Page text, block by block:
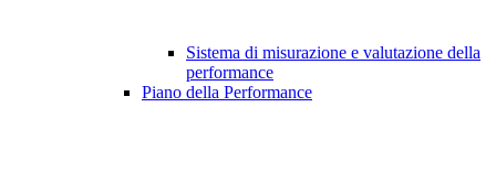
Sistema di misurazione e valutazione della
performance
Piano della Performance